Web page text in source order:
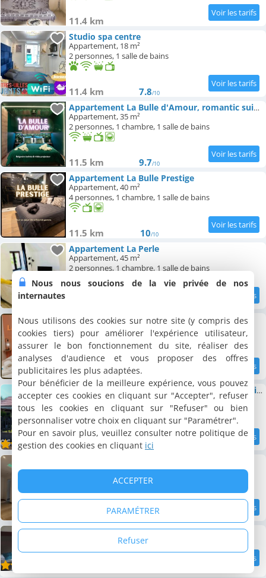
11.4 km
Studio spa centre
Appartement, 18 m²
2 personnes, 1 salle de bains
11.4 km 7.8/10
Appartement La Bulle d'Amour, romantic suite, city center
Appartement, 35 m²
2 personnes, 1 chambre, 1 salle de bains
11.5 km 9.7/10
Appartement La Bulle Prestige
Appartement, 40 m²
4 personnes, 1 chambre, 1 salle de bains
11.5 km 10/10
Appartement La Perle
Appartement, 45 m²
2 personnes, 1 chambre, 1 salle de bains
Appartement La Bulle Chic, Netflix - central
Appartement, 45 m²
4 personnes, 1 chambre, 1 salle de bains
11.5 km 9.3
Gite La petite maison de Paule, à 1h30 de Paris. secteur calme
Maison, 75 m²
5 personnes, 2 chambres, 1 salle de bains
11.5 km 8.5/10
Appartement, 78 m²
5 personnes, 3 chambres, 1 salle de bains
7.9
Hotel de France
Nous nous soucions de la vie privée de nos
internautes
Nous utilisons des cookies sur notre site (y compris des
cookies tiers) pour améliorer l'expérience utilisateur,
assurer le bon fonctionnement du site, réaliser des
analyses d'audience et vous proposer des offres
publicitaires les plus adaptées.
Pour bénéficier de la meilleure expérience, vous pouvez
accepter ces cookies en cliquant sur "Accepter", refuser
tous les cookies en cliquant sur "Refuser" ou bien
personnaliser votre choix en cliquant sur "Paramétrer".
Pour en savoir plus, veuillez consulter notre politique de
gestion des cookies en cliquant ici
ACCEPTER
PARAMÉTRER
Refuser